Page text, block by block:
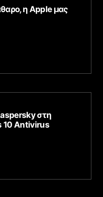
η Apple μας
στη
10 Antivirus